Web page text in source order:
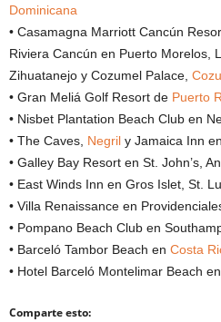
Dominicana
• Casamagna Marriott Cancún
Riviera Cancún en Puerto Morelos,
Zihuatanejo y Cozumel Palace,
• Gran Meliá Golf Resort de Puerto
• Nisbet Plantation Beach Club en
• The Caves, Negril y Jamaica Inn
• Galley Bay Resort en St. John’s,
• East Winds Inn en Gros Islet, St.
• Villa Renaissance en
• Pompano Beach Club en
• Barceló Tambor Beach en Costa
• Hotel Barceló Montelimar Beach
Comparte esto: